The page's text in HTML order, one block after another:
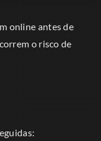
online antes de
o risco de